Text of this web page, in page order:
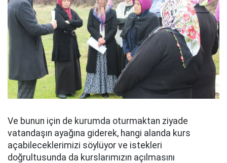
Ve bunun için de kurumda oturmaktan ziyade
vatandaşın ayağına giderek, hangi alanda kurs
açabileceklerimizi söylüyor ve istekleri
doğrultusunda da kurslarımızın açılmasını